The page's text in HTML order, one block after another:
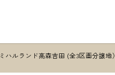
ミハルランド高森吉田 (全3区画分譲地）